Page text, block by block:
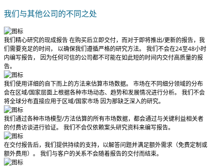
我们与其他公司的不同之处
我们精心研究的现成报告在购买后立即交付，而对于即将推出/更新的报告，我
们需要充足的时间， 以确保我们遵循严格的研究方法。 我们不会在24至48小时
内编写报告， 因为任何可信的公司都不可能在如此短的时间内交付高质量的报
告。
我们使用详细的自下而上的方法来估算市场数据。 市场在不同细分领域的分布
会在区域/国家层面上根据各种市场动态、趋势和发展情况进行分析。 我们不会
将全球分布直接应用于区域/国家市场 因为那缺乏深入的研究。
我们通过各种市场模型/方法估算的所有市场数据，都会通过与关键利益相关者
的付费访谈进行验证。 我们不会仅依赖案头研究资料来编写报告。
在交付报告后，我们提供持续的支持，以解答问题并满足额外需求（免费定制或
额外费用）。 我们与客户的关系不会随着报告的交付而结束。